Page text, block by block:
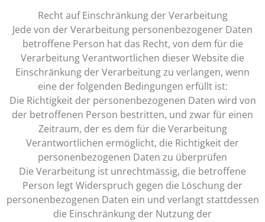
Recht auf Einschränkung der Verarbeitung
Jede von der Verarbeitung personenbezogener Daten
betroffene Person hat das Recht, von dem für die
Verarbeitung Verantwortlichen dieser Website die
Einschränkung der Verarbeitung zu verlangen, wenn
eine der folgenden Bedingungen erfüllt ist:
Die Richtigkeit der personenbezogenen Daten wird von
der betroffenen Person bestritten, und zwar für einen
Zeitraum, der es dem für die Verarbeitung
Verantwortlichen ermöglicht, die Richtigkeit der
personenbezogenen Daten zu überprüfen
Die Verarbeitung ist unrechtmässig, die betroffene
Person legt Widerspruch gegen die Löschung der
personenbezogenen Daten ein und verlangt stattdessen
die Einschränkung der Nutzung der